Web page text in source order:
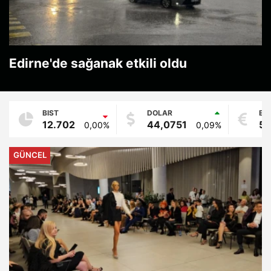
Edirne'de sağanak etkili oldu
BIST
12.702 0,00%
DOLAR
44,0751 0,09%
GÜNCEL